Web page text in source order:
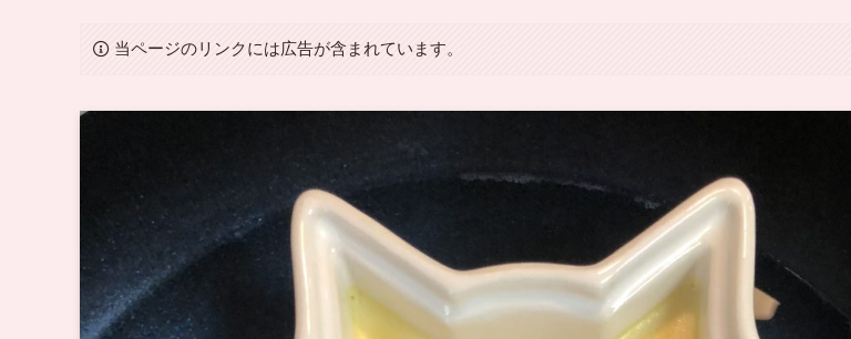
当ページのリンクには広告が含まれています。